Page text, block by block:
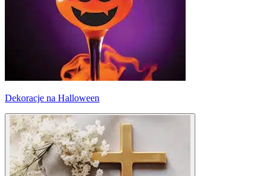
Dekoracje na Halloween